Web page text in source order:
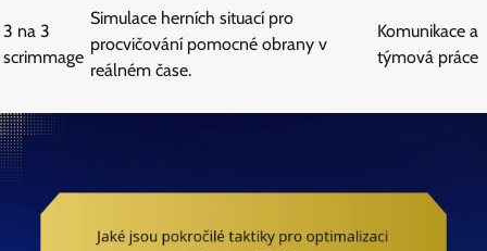
3 na 3
scrimmage
Simulace herních situací pro
procvičování pomocné obrany v
reálném čase.
Komunikace a
týmová práce